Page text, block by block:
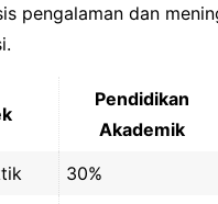
pengalaman dan
Pendidikan
Akademik
30%